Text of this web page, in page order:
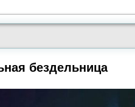
бездельница